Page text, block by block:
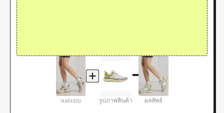
แม่แบบ รูปภาพสินค้า ผลลัพธ์